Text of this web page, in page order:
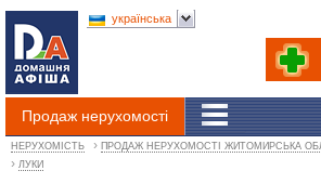
Продаж нерухомості
українська
НЕРУХОМІСТЬ › ПРОДАЖ НЕРУХОМОСТІ ЖИТОМИРСЬКА
› ЛУКИ